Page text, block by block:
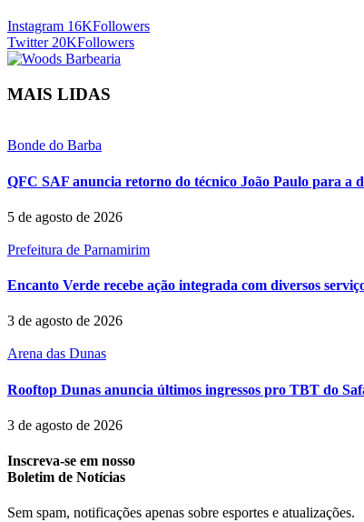
Instagram 16KFollowers
Twitter 20KFollowers
MAIS LIDAS
Bonde do Barba
QFC SAF anuncia retorno do técnico João Paulo para a
5 de agosto de 2026
Prefeitura de Parnamirim
Encanto Verde recebe ação integrada com diversos
3 de agosto de 2026
Arena das Dunas
Rooftop Dunas anuncia últimos ingressos pro TBT do
3 de agosto de 2026
Inscreva-se em nosso
Boletim de Notícias
Sem spam, notificações apenas sobre esportes e atualizações.